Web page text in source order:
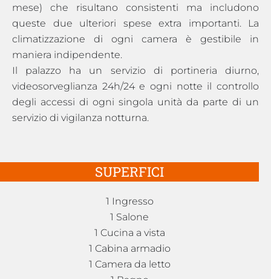
mese) che risultano consistenti ma includono
queste due ulteriori spese extra importanti. La
climatizzazione di ogni camera è gestibile in
maniera indipendente.
Il palazzo ha un servizio di portineria diurno,
videosorveglianza 24h/24 e ogni notte il controllo
degli accessi di ogni singola unità da parte di un
servizio di vigilanza notturna.
SUPERFICI
1 Ingresso
1 Salone
1 Cucina a vista
1 Cabina armadio
1 Camera da letto